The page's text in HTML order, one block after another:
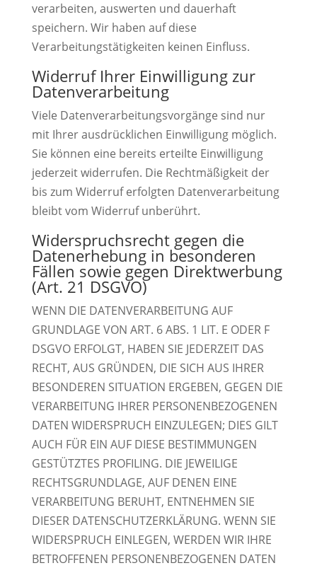
verarbeiten, auswerten und dauerhaft
speichern. Wir haben auf diese
Verarbeitungstätigkeiten keinen Einfluss.
Widerruf Ihrer Einwilligung zur
Datenverarbeitung
Viele Datenverarbeitungsvorgänge sind nur
mit Ihrer ausdrücklichen Einwilligung möglich.
Sie können eine bereits erteilte Einwilligung
jederzeit widerrufen. Die Rechtmäßigkeit der
bis zum Widerruf erfolgten Datenverarbeitung
bleibt vom Widerruf unberührt.
Widerspruchsrecht gegen die
Datenerhebung in besonderen
Fällen sowie gegen Direktwerbung
(Art. 21 DSGVO)
WENN DIE DATENVERARBEITUNG AUF
GRUNDLAGE VON ART. 6 ABS. 1 LIT. E ODER F
DSGVO ERFOLGT, HABEN SIE JEDERZEIT DAS
RECHT, AUS GRÜNDEN, DIE SICH AUS IHRER
BESONDEREN SITUATION ERGEBEN, GEGEN DIE
VERARBEITUNG IHRER PERSONENBEZOGENEN
DATEN WIDERSPRUCH EINZULEGEN; DIES GILT
AUCH FÜR EIN AUF DIESE BESTIMMUNGEN
GESTÜTZTES PROFILING. DIE JEWEILIGE
RECHTSGRUNDLAGE, AUF DENEN EINE
VERARBEITUNG BERUHT, ENTNEHMEN SIE
DIESER DATENSCHUTZERKLÄRUNG. WENN SIE
WIDERSPRUCH EINLEGEN, WERDEN WIR IHRE
BETROFFENEN PERSONENBEZOGENEN DATEN